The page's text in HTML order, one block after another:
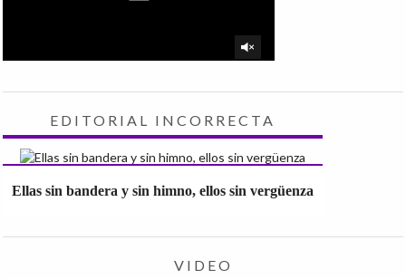
EDITORIAL INCORRECTA
Ellas sin bandera y sin himno, ellos sin vergüenza
VIDEO